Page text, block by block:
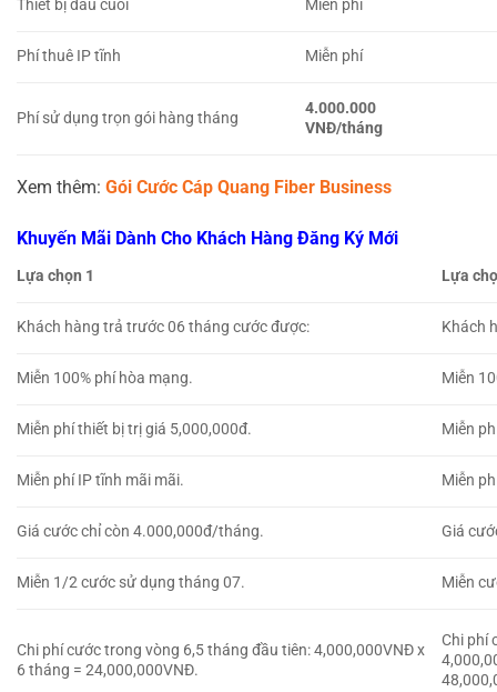
Thiết bị đầu cuối Miễn phí
Phí thuê IP tĩnh Miễn phí
Phí sử dụng trọn gói hàng tháng
4.000.000
VNĐ/tháng
Xem thêm: Gói Cước Cáp Quang Fiber Business
Khuyến Mãi Dành Cho Khách Hàng Đăng Ký Mới
Lựa chọn 1 Lựa
Khách hàng trả trước 06 tháng cước được: Khách
Miễn 100% phí hòa mạng. Miễn
Miễn phí thiết bị trị giá 5,000,000đ. Miễn
Miễn phí IP tĩnh mãi mãi. Miễn
Giá cước chỉ còn 4.000,000đ/tháng. Giá
Miễn 1/2 cước sử dụng tháng 07. Miễn
Chi phí cước trong vòng 6,5 tháng đầu tiên: 4,000,000VNĐ x
6 tháng = 24,000,000VNĐ.
Chi phí